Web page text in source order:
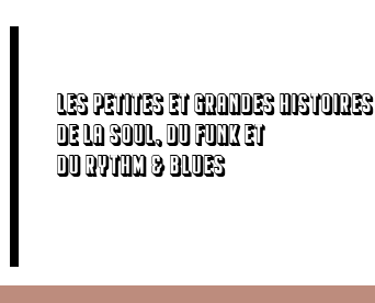
Les petites et grandes histoires
de la Soul, du Funk et
du Rythm & Blues